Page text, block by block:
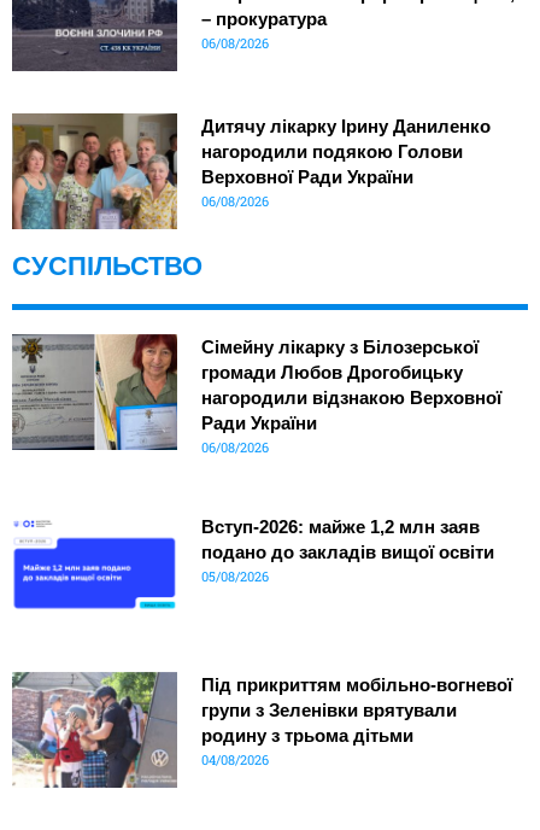
– прокуратура
06/08/2026
Дитячу лікарку Ірину Даниленко
нагородили подякою Голови
Верховної Ради України
06/08/2026
СУСПІЛЬСТВО
Сімейну лікарку з Білозерської
громади Любов Дрогобицьку
нагородили відзнакою Верховної
Ради України
06/08/2026
Вступ-2026: майже 1,2 млн заяв
подано до закладів вищої освіти
05/08/2026
Під прикриттям мобільно-вогневої
групи з Зеленівки врятували
родину з трьома дітьми
04/08/2026